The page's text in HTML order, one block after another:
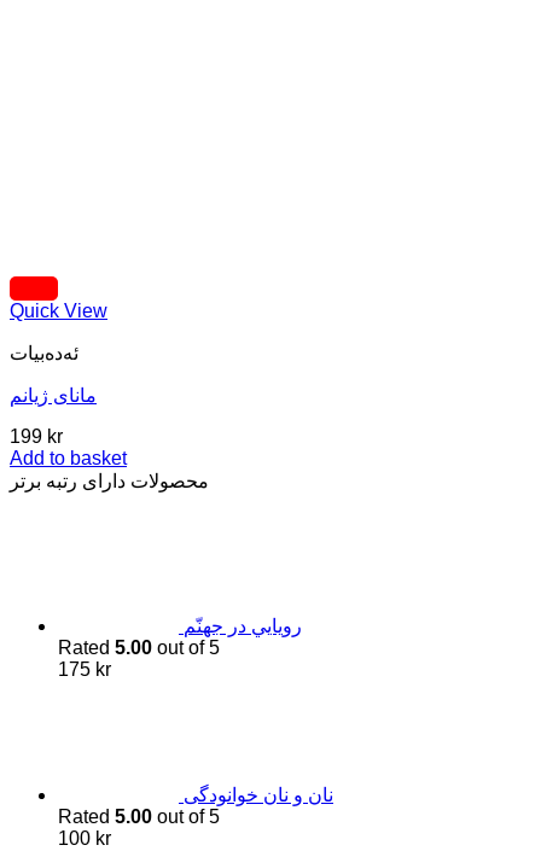
Quick View
ئه‌ده‌بیات
مانای ژیانم
199 kr
Add to basket
محصولات دارای رتبه برتر
رويايي در جهنّم
Rated 5.00 out of 5
175 kr
نان و نان خوانودگی
Rated 5.00 out of 5
100 kr